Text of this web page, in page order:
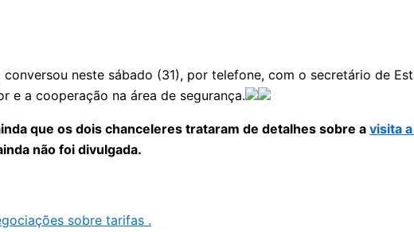
neste sábado (31), por telefone, com o secretário de
e a cooperação na área de segurança.
que os dois chanceleres trataram de detalhes sobre a visita
não foi divulgada.
sobre tarifas .